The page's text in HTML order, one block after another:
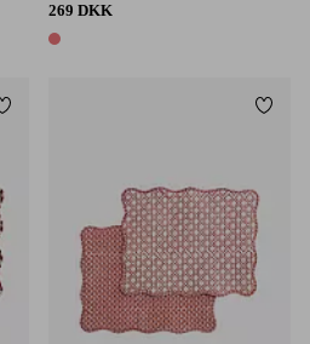
269 DKK
1 farve
Tilføj til favoritter